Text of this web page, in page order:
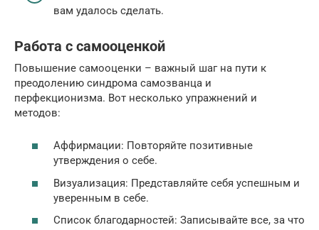
вам удалось сделать.
Работа с самооценкой
Повышение самооценки – важный шаг на пути к
преодолению синдрома самозванца и
перфекционизма. Вот несколько упражнений и
методов:
Аффирмации: Повторяйте позитивные
утверждения о себе.
Визуализация: Представляйте себя успешным и
уверенным в себе.
Список благодарностей: Записывайте все, за что